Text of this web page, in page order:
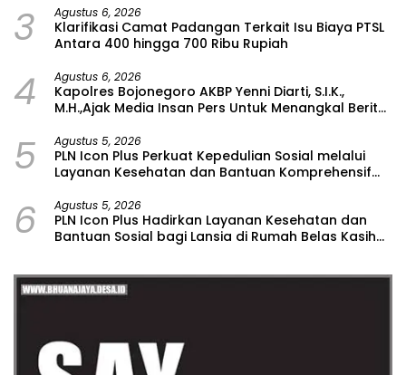
3 Agustus 6, 2026
Klarifikasi Camat Padangan Terkait Isu Biaya PTSL
Antara 400 hingga 700 Ribu Rupiah
4 Agustus 6, 2026
Kapolres Bojonegoro AKBP Yenni Diarti, S.I.K.,
M.H.,Ajak Media Insan Pers Untuk Menangkal Berita
5 Agustus 5, 2026
PLN Icon Plus Perkuat Kepedulian Sosial melalui
Layanan Kesehatan dan Bantuan Komprehensif
6 Agustus 5, 2026
PLN Icon Plus Hadirkan Layanan Kesehatan dan
Bantuan Sosial bagi Lansia di Rumah Belas Kasih